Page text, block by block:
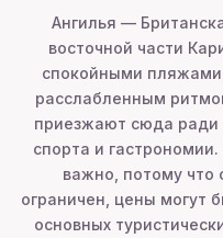
Ангилья —
восточной части
спокойными
расслабленным
приезжают сюда ради
спорта и
важно, потому что
ограничен, цены могут
основных